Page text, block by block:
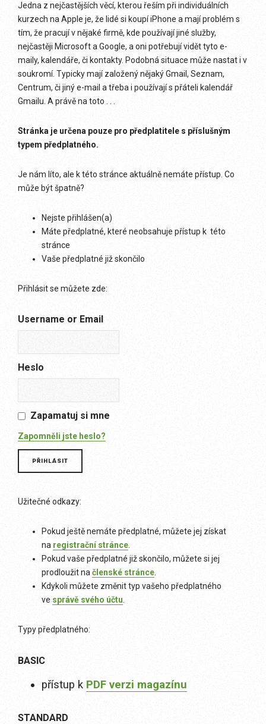
Jedna z nejčastějších věcí, kterou řeším při individuálních
kurzech na Apple je, že lidé si koupí iPhone a mají problém s
tím, že pracují v nějaké firmě, kde používají jiné služby,
nejčastěji Microsoft a Google, a oni potřebují vidět tyto e-
maily, kalendáře, či kontakty. Podobná situace může nastat i v
soukromí. Typicky mají založený nějaký Gmail, Seznam,
Centrum, či jiný e-mail a třeba i používají s přáteli kalendář
Gmailu. A právě na toto . . .
Stránka je určena pouze pro předplatitele s příslušným
typem předplatného.
Je nám líto, ale k této stránce aktuálně nemáte přístup. Co
může být špatně?
Nejste přihlášen(a)
Máte předplatné, které neobsahuje přístup k této
stránce
Vaše předplatné již skončilo
Přihlásit se můžete zde:
Username or Email
Heslo
Zapamatuj si mne
Zapomněli jste heslo?
Užitečné odkazy:
Pokud ještě nemáte předplatné, můžete jej získat
na registrační stránce
Pokud vaše předplatné již skončilo, můžete si jej
prodloužit na členské stránce
Kdykoli můžete změnit typ vašeho předplatného
ve správě svého účtu
Typy předplatného:
BASIC
přístup k PDF verzi magazínu
STANDARD